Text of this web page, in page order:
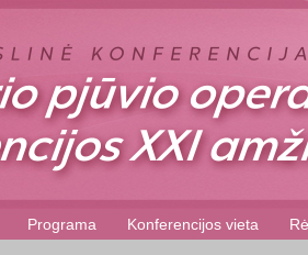
Programa Konferencijos vieta